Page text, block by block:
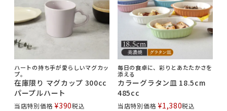
ハートの持ち手が愛らしいマグカッ
プ。
在庫限り マグカップ 300cc
パープルハート
当店特別価格 ¥390税込
毎日の食卓に、彩りとあたたかさを
添える
カラーグラタン皿 18.5cm
485cc
当店特別価格 ¥1,380税込